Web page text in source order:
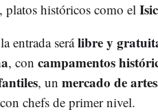
platos históricos como el
la entrada serálibre y
, con campamentos
, un mercado de
chefs de primer nivel.